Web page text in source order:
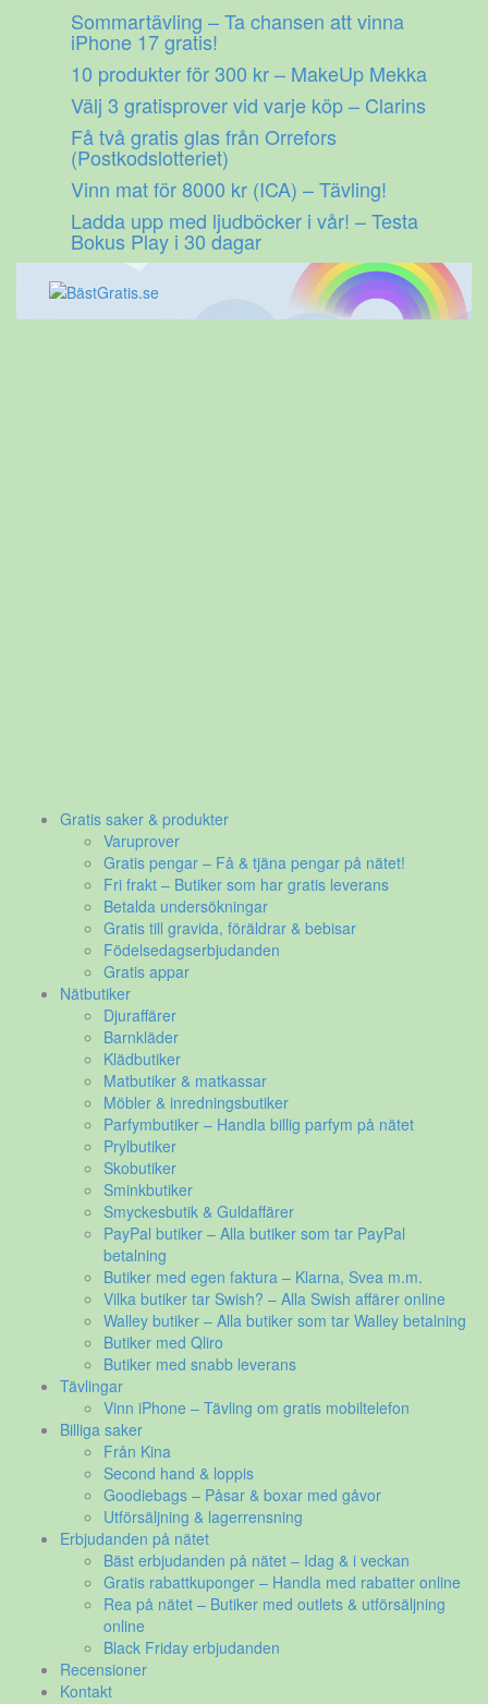
Sommartävling – Ta chansen att vinna
iPhone 17 gratis!
10 produkter för 300 kr – MakeUp Mekka
Välj 3 gratisprover vid varje köp – Clarins
Få två gratis glas från Orrefors
(Postkodslotteriet)
Vinn mat för 8000 kr (ICA) – Tävling!
Ladda upp med ljudböcker i vår! – Testa
Bokus Play i 30 dagar
Gratis saker & produkter
Varuprover
Gratis pengar – Få & tjäna pengar på nätet!
Fri frakt – Butiker som har gratis leverans
Betalda undersökningar
Gratis till gravida, föräldrar & bebisar
Födelsedagserbjudanden
Gratis appar
Nätbutiker
Djuraffärer
Barnkläder
Klädbutiker
Matbutiker & matkassar
Möbler & inredningsbutiker
Parfymbutiker – Handla billig parfym på nätet
Prylbutiker
Skobutiker
Sminkbutiker
Smyckesbutik & Guldaffärer
PayPal butiker – Alla butiker som tar PayPal
betalning
Butiker med egen faktura – Klarna, Svea m.m.
Vilka butiker tar Swish? – Alla Swish affärer online
Walley butiker – Alla butiker som tar Walley betalning
Butiker med Qliro
Butiker med snabb leverans
Tävlingar
Vinn iPhone – Tävling om gratis mobiltelefon
Billiga saker
Från Kina
Second hand & loppis
Goodiebags – Påsar & boxar med gåvor
Utförsäljning & lagerrensning
Erbjudanden på nätet
Bäst erbjudanden på nätet – Idag & i veckan
Gratis rabattkuponger – Handla med rabatter online
Rea på nätet – Butiker med outlets & utförsäljning
online
Black Friday erbjudanden
Recensioner
Kontakt